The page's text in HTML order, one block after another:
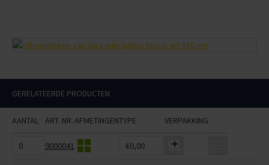
GERELATEERDE PRODUCTEN
AANTAL ART. NR.AFMETINGENTYPE VERPAKKING
9000041 €0,00